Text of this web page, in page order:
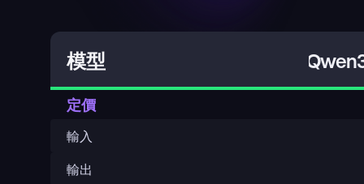
模型
定價
輸入
輸出